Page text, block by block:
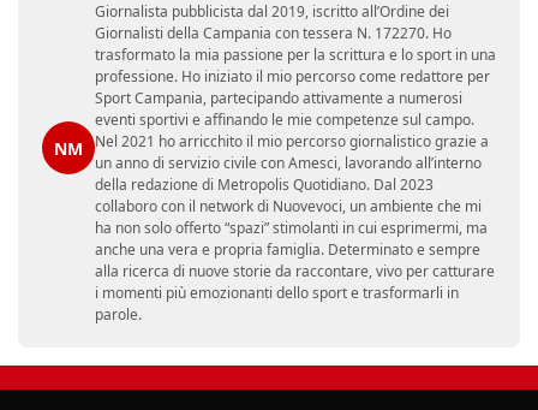
NM
Giornalista pubblicista dal 2019, iscritto all’Ordine dei
Giornalisti della Campania con tessera N. 172270. Ho
trasformato la mia passione per la scrittura e lo sport in una
professione. Ho iniziato il mio percorso come redattore per
Sport Campania, partecipando attivamente a numerosi
eventi sportivi e affinando le mie competenze sul campo.
Nel 2021 ho arricchito il mio percorso giornalistico grazie a
un anno di servizio civile con Amesci, lavorando all’interno
della redazione di Metropolis Quotidiano. Dal 2023
collaboro con il network di Nuovevoci, un ambiente che mi
ha non solo offerto “spazi” stimolanti in cui esprimermi, ma
anche una vera e propria famiglia. Determinato e sempre
alla ricerca di nuove storie da raccontare, vivo per catturare
i momenti più emozionanti dello sport e trasformarli in
parole.